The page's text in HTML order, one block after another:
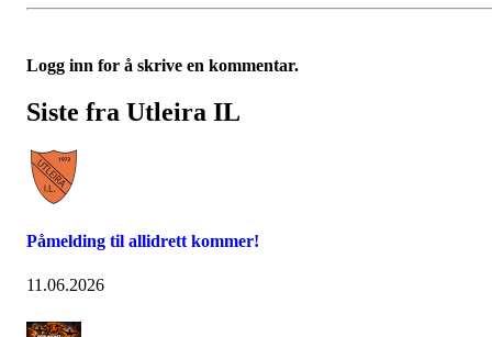
Logg inn for å skrive en kommentar.
Siste fra Utleira IL
Påmelding til allidrett kommer!
11.06.2026